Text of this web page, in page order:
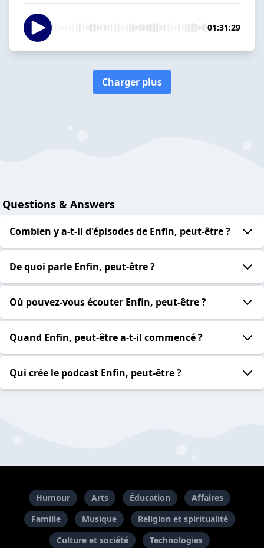
01:31:29
Charger plus
Questions & Answers
Combien y a-t-il d'épisodes de Enfin, peut-être ?
De quoi parle Enfin, peut-être ?
Où pouvez-vous écouter Enfin, peut-être ?
Quand Enfin, peut-être a-t-il commencé ?
Qui crée le podcast Enfin, peut-être ?
Humour Arts Éducation
Affaires
Famille
Musique
Religion et spiritualité
Culture et société
Technologies